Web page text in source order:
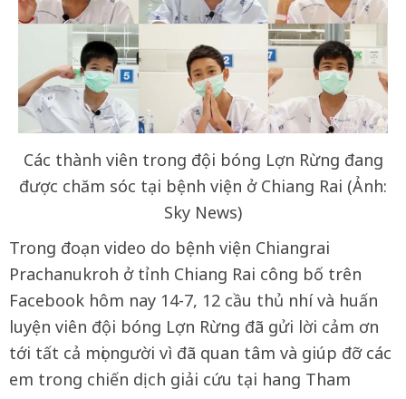
Các thành viên trong đội bóng Lợn Rừng đang
được chăm sóc tại bệnh viện ở Chiang Rai (Ảnh:
Sky News)
Trong đoạn video do bệnh viện Chiangrai
Prachanukroh ở tỉnh Chiang Rai công bố trên
Facebook hôm nay 14-7, 12 cầu thủ nhí và huấn
luyện viên đội bóng Lợn Rừng đã gửi lời cảm ơn
tới tất cả mọi người vì đã quan tâm và giúp đỡ các
em trong chiến dịch giải cứu tại hang Tham